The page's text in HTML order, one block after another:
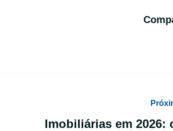
Imobiliárias em 2026: